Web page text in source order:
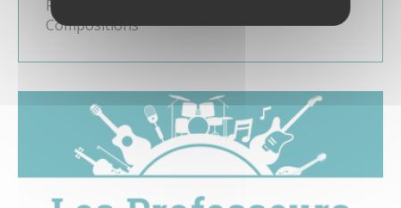
Professeur de Piano et Analyses
Compositions